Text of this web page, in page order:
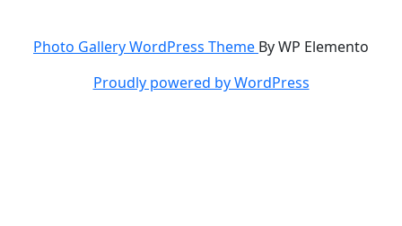
Photo Gallery WordPress Theme By WP Elemento
Proudly powered by WordPress